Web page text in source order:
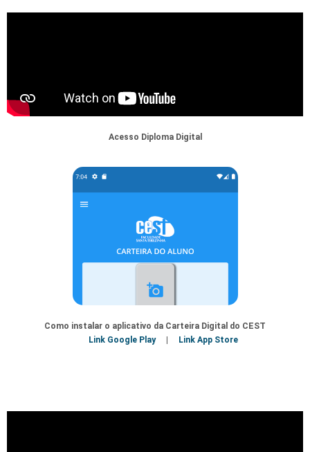
Acesso Diploma Digital
Como instalar o aplicativo da Carteira Digital do CEST
Link Google Play| Link App Store